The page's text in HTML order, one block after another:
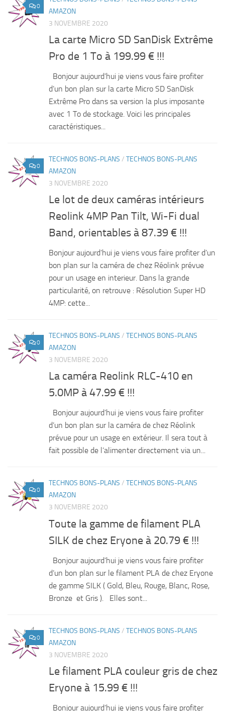
0
AMAZON
3 NOVEMBRE 2020
La carte Micro SD SanDisk Extrême
Pro de 1 To à 199.99 € !!!
Bonjour aujourd’hui je viens vous faire profiter
d’un bon plan sur la carte Micro SD SanDisk
Extrême Pro dans sa version la plus imposante
avec 1 To de stockage. Voici les principales
caractéristiques...
0
TECHNOS BONS-PLANS / TECHNOS BONS-PLANS
AMAZON
3 NOVEMBRE 2020
Le lot de deux caméras intérieurs
Reolink 4MP Pan Tilt, Wi-Fi dual
Band, orientables à 87.39 € !!!
Bonjour aujourd’hui je viens vous faire profiter d’un
bon plan sur la caméra de chez Réolink prévue
pour un usage en interieur. Dans la grande
particularité, on retrouve : Résolution Super HD
4MP: cette...
0
TECHNOS BONS-PLANS / TECHNOS BONS-PLANS
AMAZON
3 NOVEMBRE 2020
La caméra Reolink RLC-410 en
5.0MP à 47.99 € !!!
Bonjour aujourd’hui je viens vous faire profiter
d’un bon plan sur la caméra de chez Réolink
prévue pour un usage en extérieur. Il sera tout à
fait possible de l’alimenter directement via un...
0
TECHNOS BONS-PLANS / TECHNOS BONS-PLANS
AMAZON
3 NOVEMBRE 2020
Toute la gamme de filament PLA
SILK de chez Eryone à 20.79 € !!!
Bonjour aujourd’hui je viens vous faire profiter
d’un bon plan sur le filament PLA de chez Eryone
de gamme SILK ( Gold, Bleu, Rouge, Blanc, Rose,
Bronze et Gris ). Elles sont...
0
TECHNOS BONS-PLANS / TECHNOS BONS-PLANS
AMAZON
3 NOVEMBRE 2020
Le filament PLA couleur gris de chez
Eryone à 15.99 € !!!
Bonjour aujourd’hui je viens vous faire profiter